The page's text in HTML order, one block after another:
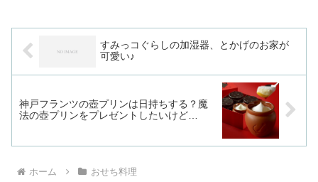
すみっコぐらしの加湿器、とかげのお家が
可愛い♪
神戸フランツの壺プリンは日持ちする？魔
法の壺プリンをプレゼントしたいけど…
ホーム おせち料理